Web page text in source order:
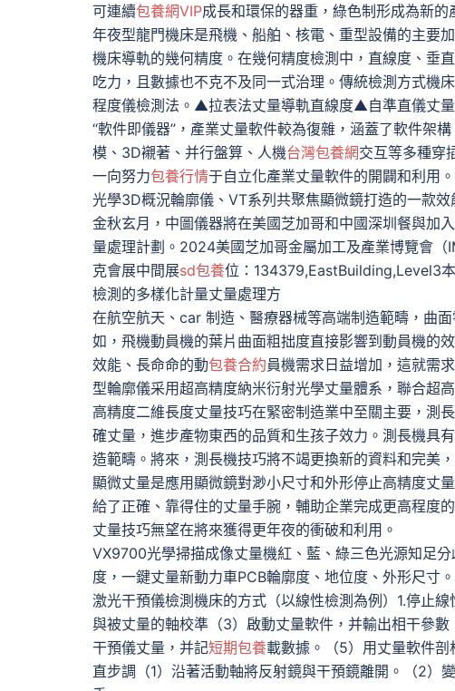
可連續包養網VIP成長和環保的器重，綠色制形成為新的
年夜型龍門機床是飛機、船舶、核電、重型設備的主要
機床導軌的幾何精度。在幾何精度檢測中，直線度、垂
吃力，且數據也不克不及同一式治理。傳統檢測方式機
程度儀檢測法。▲拉表法丈量導軌直線度▲自準直儀丈
“軟件即儀器”，產業丈量軟件較為復雜，涵蓋了軟件架
模、3D襯著、并行盤算、人機台灣包養網交互等多種穿
一向努力包養行情于自立化產業丈量軟件的開闢和利用
光學3D概況輪廓儀、VT系列共聚焦顯微鏡打造的一款效
金秋玄月，中圖儀器將在美國芝加哥和中國深圳餐與加
量處理計劃。2024美國芝加哥金屬加工及產業博覽會
克會展中間展sd包養位：134379,EastBuilding,Level3
檢測的多樣化計量丈量處理方
在航空航天、car 制造、醫療器械等高端制造範疇，曲
如，飛機動員機的葉片曲面粗拙度直接影響到動員機的
效能、長命命的動包養合約員機需求日益增加，這就需
型輪廓儀采用超高精度納米衍射光學丈量體系，聯合超
高精度二維長度丈量技巧在緊密制造業中至關主要，測
確丈量，進步產物東西的品質和生孩子效力。測長機具
造範疇。將來，測長機技巧將不竭更換新的資料和完美
顯微丈量是應用顯微鏡對渺小尺寸和外形停止高精度丈
給了正確、靠得住的丈量手腕，輔助企業完成更高程度
丈量技巧無望在將來獲得更年夜的衝破和利用。
VX9700光學掃描成像丈量機紅、藍、綠三色光源知足
度，一鍵丈量新動力車PCB輪廓度、地位度、外形尺寸。
激光干預儀檢測機床的方式（以線性檢測為例）1.停止
與被丈量的軸校準（3）啟動丈量軟件，并輸出相干參
干預儀丈量，并記短期包養載數據。（5）用丈量軟件
直步調（1）沿著活動軸將反射鏡與干預鏡離開。（2）